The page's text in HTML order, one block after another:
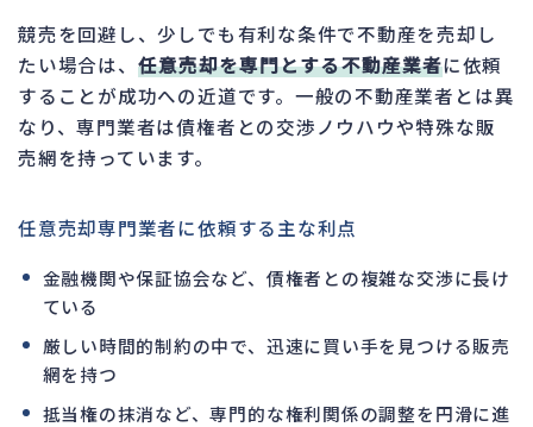
競売を回避し、少しでも有利な条件で不動産を売却し
たい場合は、 任意売却を専門とする不動産業者に依頼
することが成功への近道です。一般の不動産業者とは異
なり、専門業者は債権者との交渉ノウハウや特殊な販
売網を持っています。
任意売却専門業者に依頼する主な利点
金融機関や保証協会など、債権者との複雑な交渉に長け
ている
厳しい時間的制約の中で、迅速に買い手を見つける販売
網を持つ
抵当権の抹消など、専門的な権利関係の調整を円滑に進